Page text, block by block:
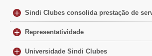
Sindi Clubes consolida prestação de
Representatividade
Universidade Sindi Clubes